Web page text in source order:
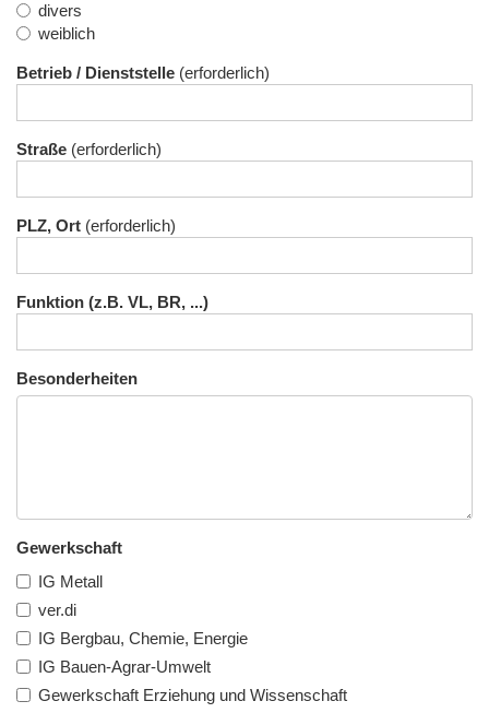
divers
weiblich
Betrieb / Dienststelle
Straße
PLZ, Ort
Funktion (z.B. VL, BR, ...)
Besonderheiten
Gewerkschaft
IG Metall
ver.di
IG Bergbau, Chemie, Energie
IG Bauen-Agrar-Umwelt
Gewerkschaft Erziehung und Wissenschaft